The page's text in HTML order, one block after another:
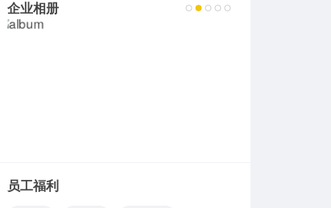
企业相册 2 3 4 5 6
员工福利